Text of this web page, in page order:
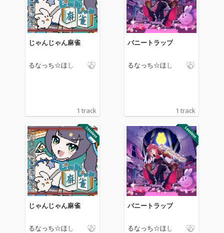
じゃんじゃん麻雀
るなっち☆ほし
1 track
バニートラップ
るなっち☆ほし
1 track
じゃんじゃん麻雀
るなっち☆ほし
バニートラップ
るなっち☆ほし